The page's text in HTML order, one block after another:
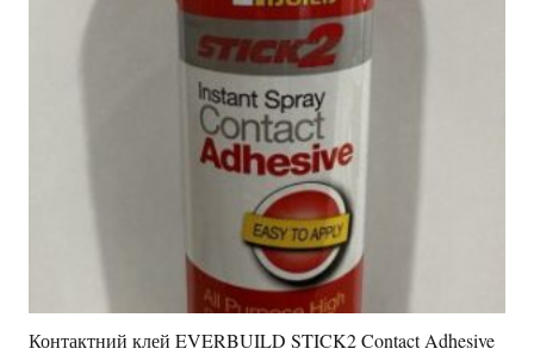
Контактний клей EVERBUILD STICK2 Contact Adhesive